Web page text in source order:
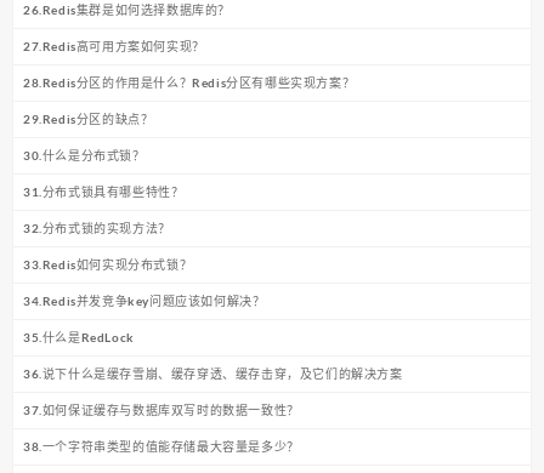
26.Redis集群是如何选择数据库的？
27.Redis高可用方案如何实现？
28.Redis分区的作用是什么？Redis分区有哪些实现方案？
29.Redis分区的缺点？
30.什么是分布式锁？
31.分布式锁具有哪些特性？
32.分布式锁的实现方法？
33.Redis如何实现分布式锁？
34.Redis并发竞争key问题应该如何解决？
35.什么是RedLock
36.说下什么是缓存雪崩、缓存穿透、缓存击穿，及它们的解决方案
37.如何保证缓存与数据库双写时的数据一致性？
38.一个字符串类型的值能存储最大容量是多少？